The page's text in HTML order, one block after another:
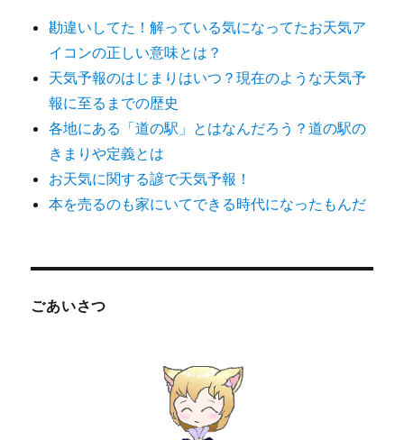
勘違いしてた！解っている気になってたお天気ア
イコンの正しい意味とは？
天気予報のはじまりはいつ？現在のような天気予
報に至るまでの歴史
各地にある「道の駅」とはなんだろう？道の駅の
きまりや定義とは
お天気に関する諺で天気予報！
本を売るのも家にいてできる時代になったもんだ
ごあいさつ